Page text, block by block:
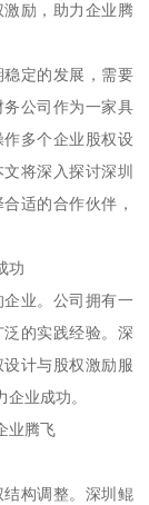
励，助力企业腾
定的发展，需要
公司作为一家具
多个企业股权设
将深入探讨深圳
适的合作伙伴，
功
业。公司拥有一
的实践经验。深
计与股权激励服
业成功。
业腾飞
构调整。深圳鲲